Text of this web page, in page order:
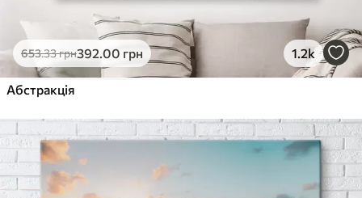
653.33грн392.00 грн 1.2k
Абстракція